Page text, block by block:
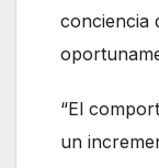
conciencia
“El
un